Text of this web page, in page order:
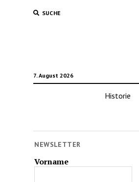
SUCHE
7. August 2026
Historie
NEWSLETTER
Vorname